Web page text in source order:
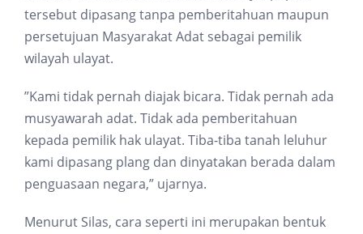
tersebut dipasang tanpa pemberitahuan maupun
persetujuan Masyarakat Adat sebagai pemilik
wilayah ulayat.
”Kami tidak pernah diajak bicara. Tidak pernah ada
musyawarah adat. Tidak ada pemberitahuan
kepada pemilik hak ulayat. Tiba-tiba tanah leluhur
kami dipasang plang dan dinyatakan berada dalam
penguasaan negara,” ujarnya.
Menurut Silas, cara seperti ini merupakan bentuk